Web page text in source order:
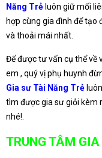
Năng Trẻ luôn giữ mối
hợp cùng gia đình để
và thoải mái nhất.
Để được tư vấn cụ thể về
em , quý vị phụ huynh
Gia sư Tài Năng Trẻ
tìm được gia sư giỏi kèm
nhé!.
TRUNG TÂM